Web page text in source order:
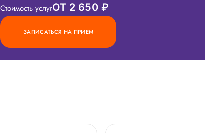
Стоимость услугОТ 2 650 ₽
ЗАПИСАТЬСЯ НА ПРИЕМ